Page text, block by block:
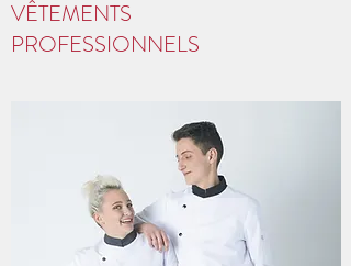
VÊTEMENTS
PROFESSIONNELS